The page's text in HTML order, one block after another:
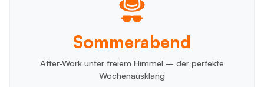
Sommerabend
After-Work unter freiem Himmel – der perfekte
Wochenausklang